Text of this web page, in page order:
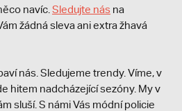
navíc. Sledujte nás na
žádná sleva ani extra žhavá
nás. Sledujeme trendy. Víme, v
hitem nadcházející sezóny. My v
sluší. S námi Vás módní policie